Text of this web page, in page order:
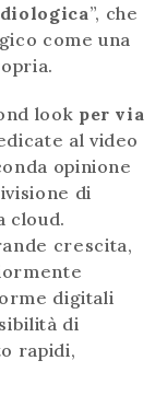
”, che
come una
look per via
al video
opinione
di
cloud.
crescita,
digitali
di
rapidi,